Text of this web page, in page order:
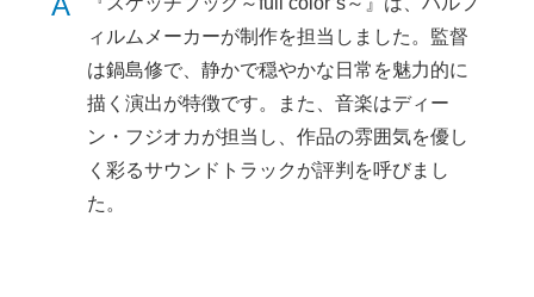
ィルムメーカーが制作を担当しました。監督
は鍋島修で、静かで穏やかな日常を魅力的に
描く演出が特徴です。また、音楽はディー
ン・フジオカが担当し、作品の雰囲気を優し
く彩るサウンドトラックが評判を呼びまし
た。